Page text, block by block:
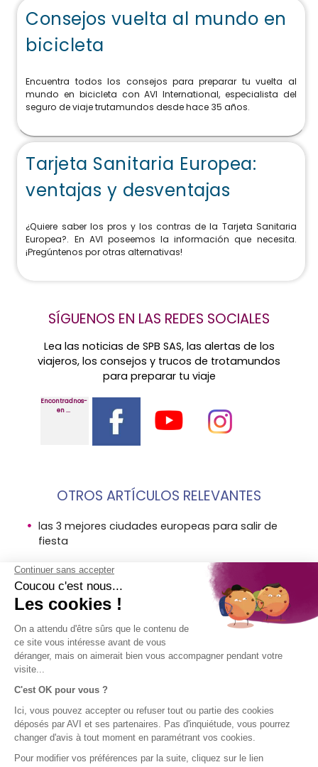
Consejos vuelta al mundo en
bicicleta
Encuentra todos los consejos para preparar tu vuelta al
mundo en bicicleta con AVI International, especialista del
seguro de viaje trutamundos desde hace 35 años.
Tarjeta Sanitaria Europea:
ventajas y desventajas
¿Quiere saber los pros y los contras de la Tarjeta Sanitaria
Europea?. En AVI poseemos la información que necesita.
¡Pregúntenos por otras alternativas!
SÍGUENOS EN LAS REDES SOCIALES
Lea las noticias de SPB SAS, las alertas de los
viajeros, los consejos y trucos de trotamundos
para preparar tu viaje
Encontradnos-
en ...
OTROS ARTÍCULOS RELEVANTES
las 3 mejores ciudades europeas para salir de
fiesta
5 destinos europeos a prueba de bolsillo de
estudiantes
viajar por europa consejos por avi seguros
AVISO
Condiciones
generales de
Uso de
EMPRESA
AVI en breve
ACCESO
Ayuda
¡SÍGUENOS!